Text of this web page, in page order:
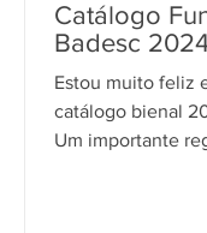
Catálogo
Badesc
Estou muito feliz
catálogo bienal
Um importante